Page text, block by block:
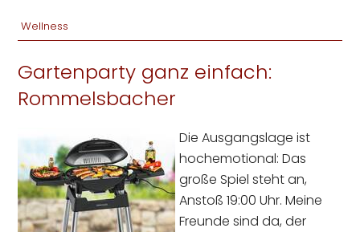
Wellness
Gartenparty ganz einfach:
Rommelsbacher
Die Ausgangslage ist
hochemotional: Das
große Spiel steht an,
Anstoß 19:00 Uhr. Meine
Freunde sind da, der